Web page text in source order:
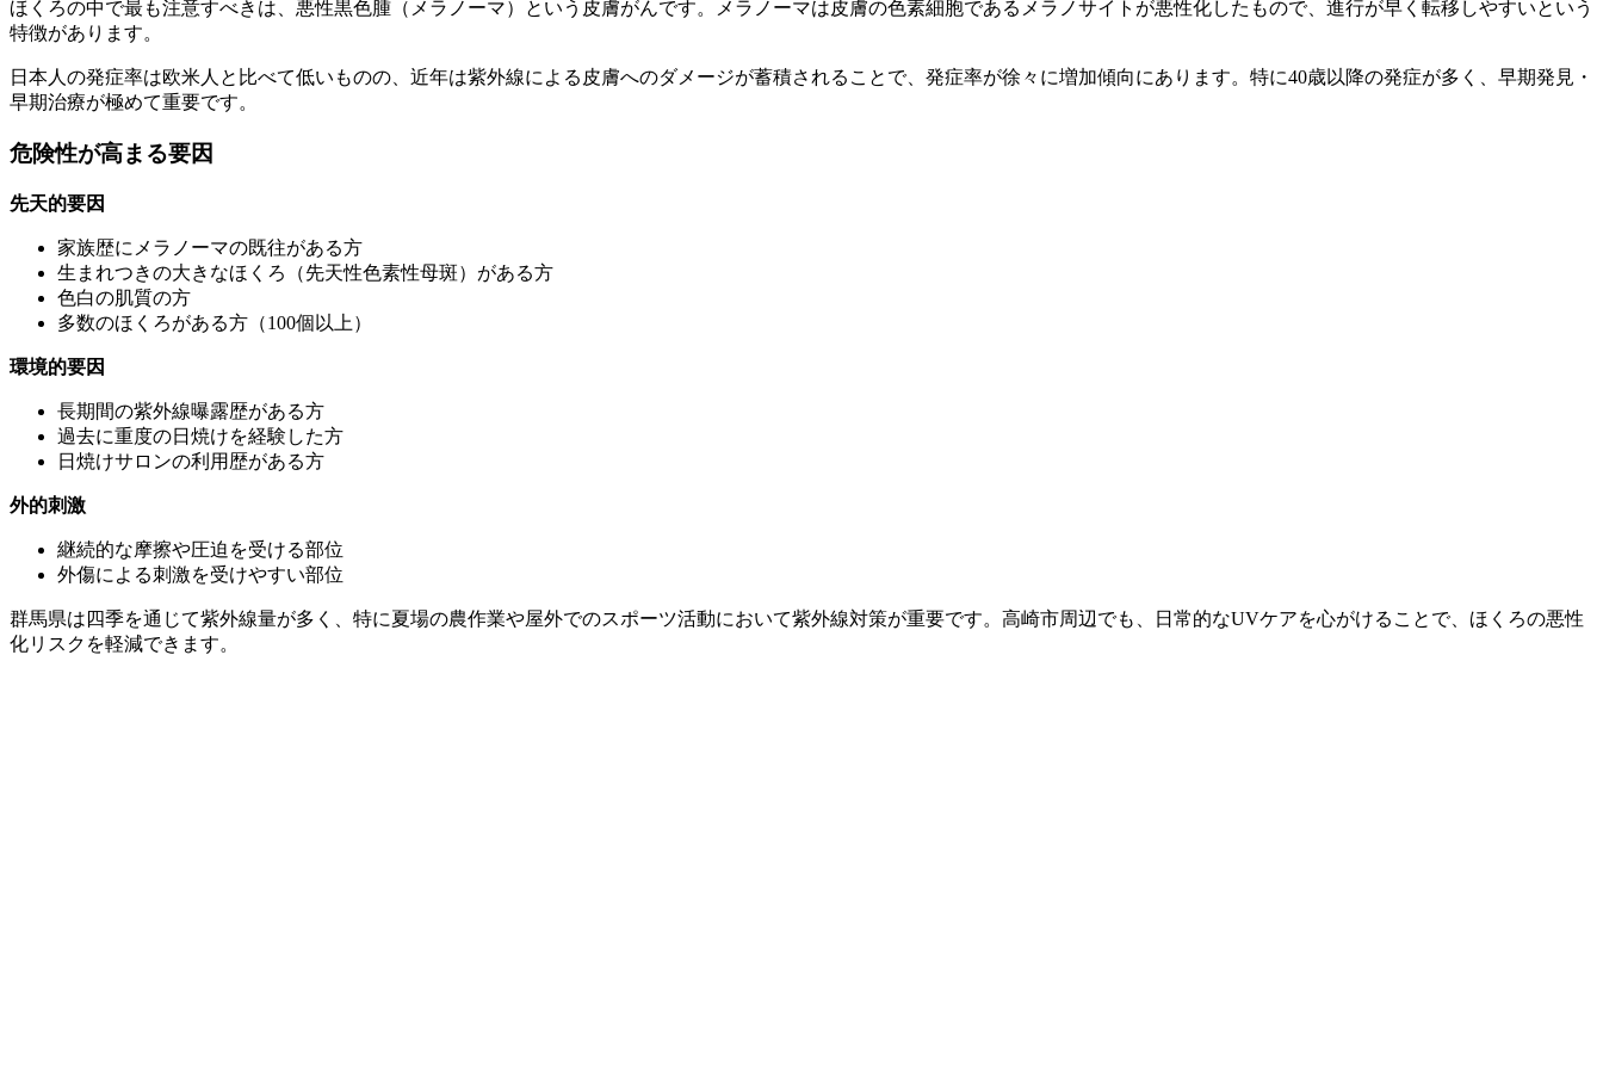
ほくろの中で最も注意すべきは、悪性黒色腫（メラノーマ）という皮膚がんです。メラノーマは皮膚の色素細胞であるメラノサイトが悪性化したもので、進行が早く転移しやすいという
特徴があります。
日本人の発症率は欧米人と比べて低いものの、近年は紫外線による皮膚へのダメージが蓄積されることで、発症率が徐々に増加傾向にあります。特に40歳以降の発症が多く、早期発見・
早期治療が極めて重要です。
危険性が高まる要因
先天的要因
家族歴にメラノーマの既往がある方
生まれつきの大きなほくろ（先天性色素性母斑）がある方
色白の肌質の方
多数のほくろがある方（100個以上）
環境的要因
長期間の紫外線曝露歴がある方
過去に重度の日焼けを経験した方
日焼けサロンの利用歴がある方
外的刺激
継続的な摩擦や圧迫を受ける部位
外傷による刺激を受けやすい部位
群馬県は四季を通じて紫外線量が多く、特に夏場の農作業や屋外でのスポーツ活動において紫外線対策が重要です。高崎市周辺でも、日常的なUVケアを心がけることで、ほくろの悪性
化リスクを軽減できます。